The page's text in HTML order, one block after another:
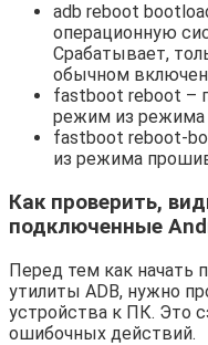
adb reboot
операционную
Срабатывает,
обычном
fastboot reboot –
режим из
fastboot reboot-
из режима
Как проверить,
подключенные
Перед тем как начать
утилиты ADB, нужно
устройства к ПК. Это
ошибочных действий.